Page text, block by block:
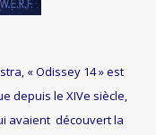
« Odissey 14 » est
depuis le XIVe siècle,
avaient découvert la